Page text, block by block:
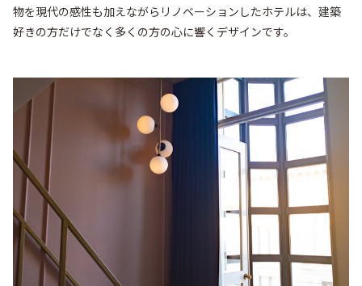
物を現代の感性も加えながらリノベーションしたホテルは、建築
好きの方だけでなく多くの方の心に響くデザインです。